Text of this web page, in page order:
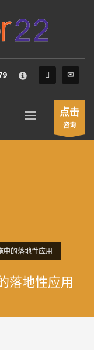
by sending an
点击
咨询
中的落地性应用
落地性应用